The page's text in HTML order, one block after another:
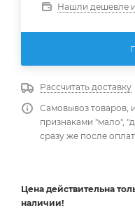
Нашли дешевле
Рассчитать доставку
Самовывоз товаров,
признаками "мало",
сразу же после
Цена действительна
наличии!